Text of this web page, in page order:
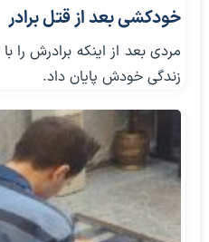
خودکشی بعد از قتل برادر
مردی بعد از اینکه برادرش را
زندگی خودش پایان داد.